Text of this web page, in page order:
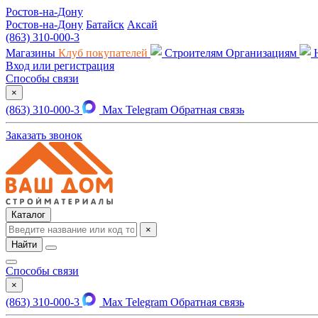
Ростов-на-Дону
Ростов-на-Дону Батайск Аксай
(863) 310-000-3
Магазины Клуб покупателей Строителям Организациям
Вход или регистрация
Способы связи
×
(863) 310-000-3 Max Telegram Обратная связь
Заказать звонок
Каталог
×
Найти
Способы связи
×
(863) 310-000-3 Max Telegram Обратная связь